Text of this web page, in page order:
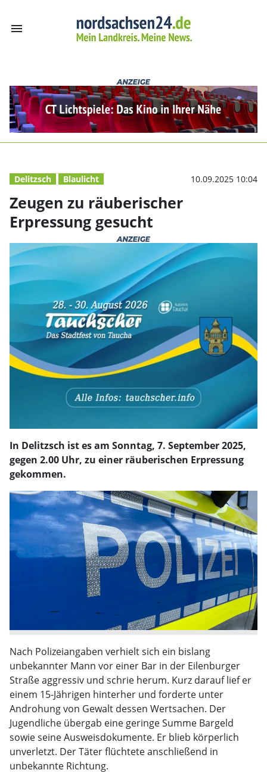
menu Zeugen zu
Delitzsch Blaulicht 10.09.2025 10:04
Zeugen zu räuberischer
Erpressung gesucht
In Delitzsch ist es am Sonntag, 7. September 2025,
gegen 2.00 Uhr, zu einer räuberischen Erpressung
gekommen.
Nach Polizeiangaben verhielt sich ein bislang
unbekannter Mann vor einer Bar in der Eilenburger
Straße aggressiv und schrie herum. Kurz darauf lief er
einem 15-Jährigen hinterher und forderte unter
Androhung von Gewalt dessen Wertsachen. Der
Jugendliche übergab eine geringe Summe Bargeld
sowie seine Ausweisdokumente. Er blieb körperlich
unverletzt. Der Täter flüchtete anschließend in
unbekannte Richtung.